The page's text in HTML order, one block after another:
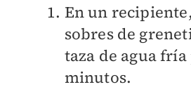
En un
sobres de
taza de agua fría
minutos.